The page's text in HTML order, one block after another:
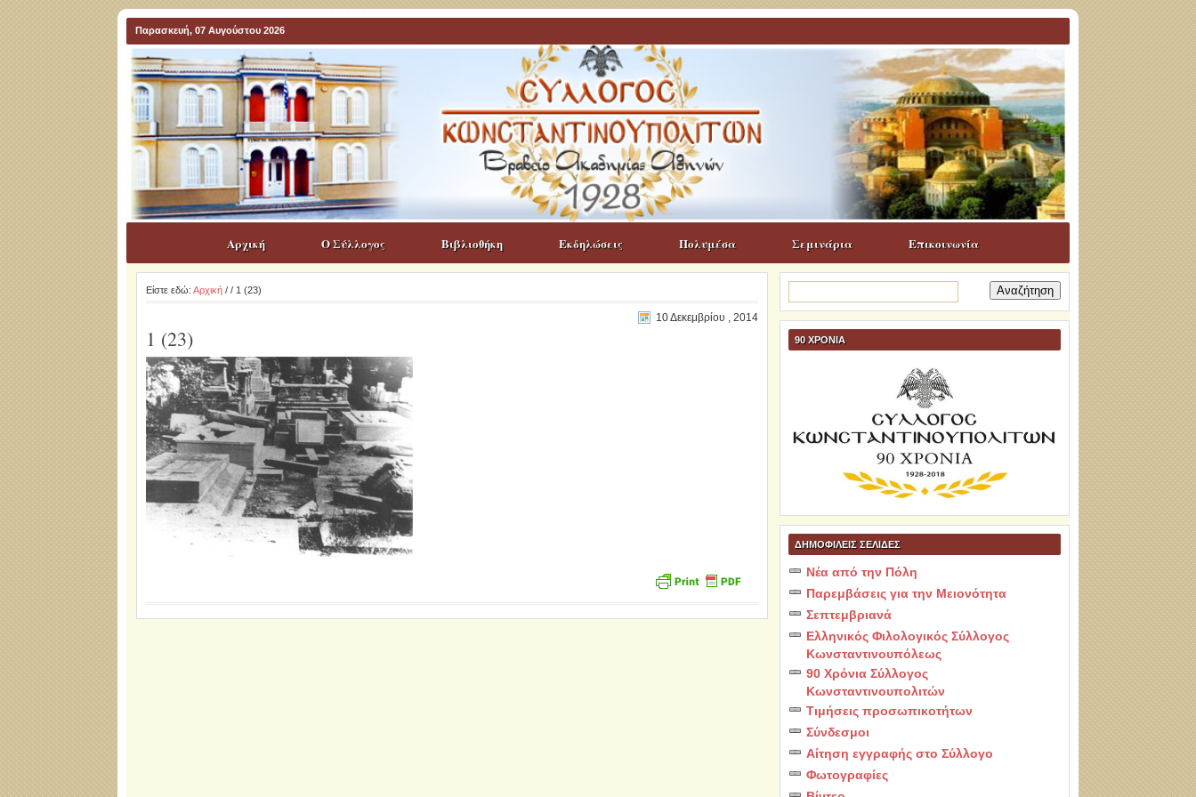
Παρασκευή, 07 Αυγούστου 2026
Αρχική Ο Σύλλογος Βιβλιοθήκη Εκδηλώσεις Πολυμέσα Σεμινάρια Επικοινωνία
Είστε εδώ: Αρχική/ / 1 (23)
10 Δεκεμβρίου , 2014
1 (23)
για:
90 ΧΡΟΝΙΑ
ΔΗΜΟΦΙΛΕΙΣ ΣΕΛΙΔΕΣ
Νέα από την Πόλη
Παρεμβάσεις για την Μειονότητα
Σεπτεμβριανά
Ελληνικός Φιλολογικός Σύλλογος
Κωνσταντινουπόλεως
90 Χρόνια Σύλλογος
Κωνσταντινουπολιτών
Τιμήσεις προσωπικοτήτων
Σύνδεσμοι
Αίτηση εγγραφής στο Σύλλογο
Φωτογραφίες